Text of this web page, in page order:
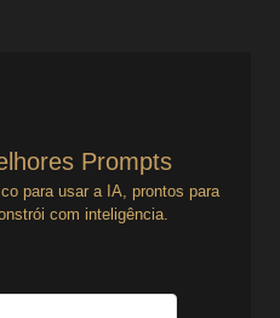
Prompts
para usar a IA, prontos para
com inteligência.